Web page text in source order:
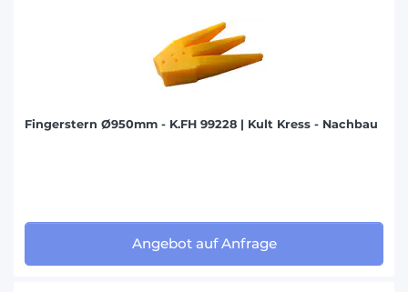
Fingerstern Ø950mm - K.FH 99228 | Kult Kress - Nachbau
Angebot auf Anfrage